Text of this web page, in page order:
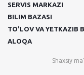
SERVIS MARKAZI
BILIM BAZASI
TO'LOV VA YETKAZIB
ALOQA
Shaxsiy